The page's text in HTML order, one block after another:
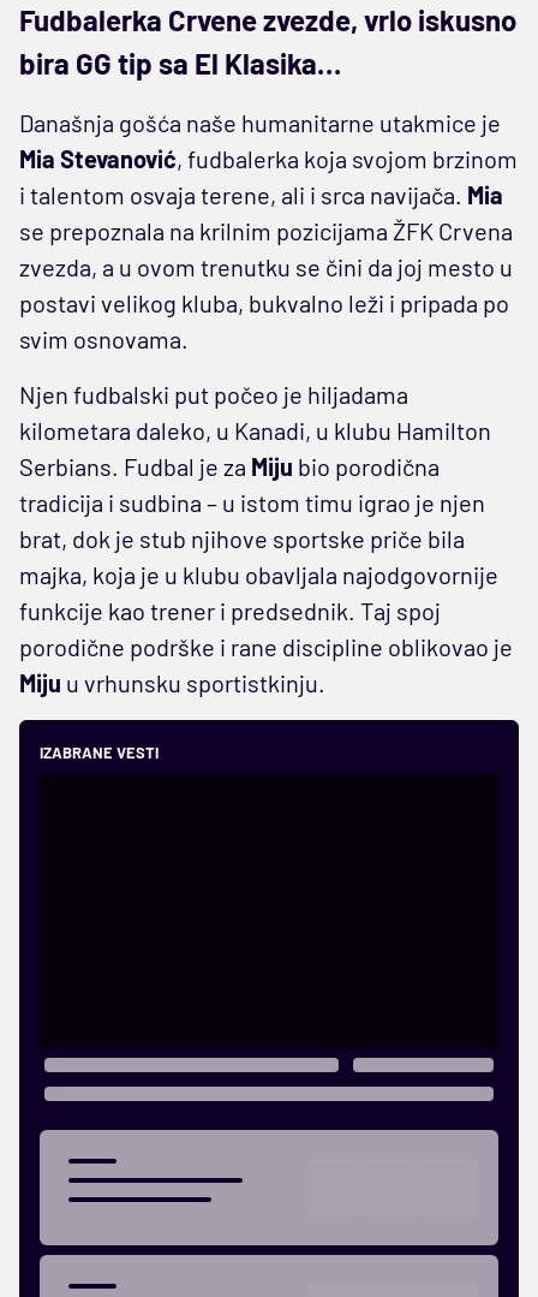
Fudbalerka Crvene zvezde, vrlo iskusno
bira GG tip sa El Klasika…
Današnja gošća naše humanitarne utakmice je
Mia Stevanović, fudbalerka koja svojom brzinom
i talentom osvaja terene, ali i srca navijača. Mia
se prepoznala na krilnim pozicijama ŽFK Crvena
zvezda, a u ovom trenutku se čini da joj mesto u
postavi velikog kluba, bukvalno leži i pripada po
svim osnovama.
Njen fudbalski put počeo je hiljadama
kilometara daleko, u Kanadi, u klubu Hamilton
Serbians. Fudbal je za Miju bio porodična
tradicija i sudbina – u istom timu igrao je njen
brat, dok je stub njihove sportske priče bila
majka, koja je u klubu obavljala najodgovornije
funkcije kao trener i predsednik. Taj spoj
porodične podrške i rane discipline oblikovao je
Miju u vrhunsku sportistkinju.
IZABRANE VESTI